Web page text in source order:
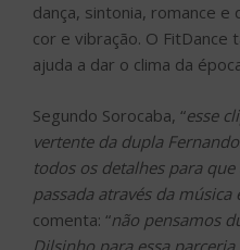
dança, sintonia, romance
cor e vibração. O FitDance
ajuda a dar o clima da
Segundo Sorocaba, “esse
vertente da dupla
todos os detalhes para
passada através da música
comenta: “não pensamos
Dilsinho para essa